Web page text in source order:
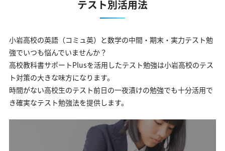
テスト別活用法
小岩高校の英語（コミュ英）と数学の中間・期末・実力テスト勉
強でいつも悩んでいませんか？
高校教科書サポートPlusを活用したテスト勉強は小岩高校のテス
ト対策の大きな味方になります。
時間がない高校生のテスト前日の一夜漬けの勉強でも十分活用で
き確実なテスト勉強法を提供します。